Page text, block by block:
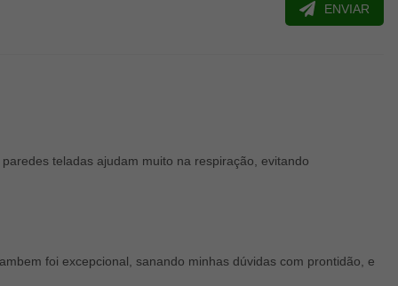
ENVIAR
teladas ajudam muito na respiração, evitando
foi excepcional, sanando minhas dúvidas com prontidão, e